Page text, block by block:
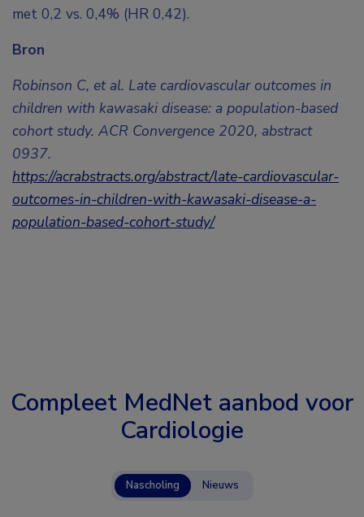
met 0,2 vs. 0,4% (HR 0,42).
Bron
Robinson C, et al. Late cardiovascular outcomes in
children with kawasaki disease: a population-based
cohort study. ACR Convergence 2020, abstract
0937.
https://acrabstracts.org/abstract/late-cardiovascular-
outcomes-in-children-with-kawasaki-disease-a-
population-based-cohort-study/
Compleet MedNet aanbod voor
Cardiologie
Nascholing Nieuws